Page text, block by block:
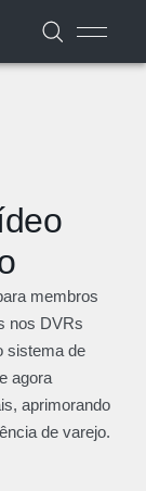
membros
nos DVRs
sistema de
agora
aprimorando
de varejo.